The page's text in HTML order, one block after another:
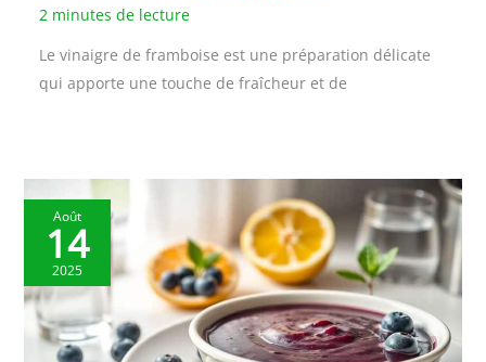
2 minutes de lecture
Le vinaigre de framboise est une préparation délicate
qui apporte une touche de fraîcheur et de
Août
14
2025